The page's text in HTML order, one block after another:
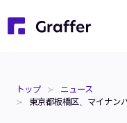
トップ
ニュース
東京都板橋区、マイナン